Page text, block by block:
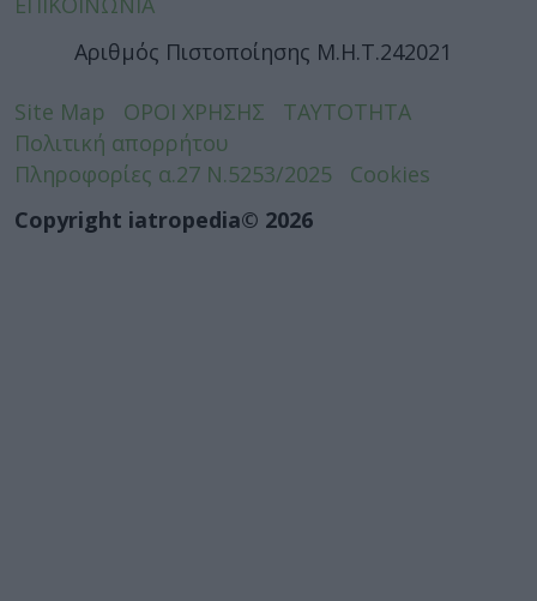
Αριθμός Πιστοποίησης Μ.Η.Τ.242021
Site Map ΟΡΟΙ ΧΡΗΣΗΣ
ΤΑΥΤΟΤΗΤΑ
Πολιτική απορρήτου
Πληροφορίες α.27 Ν.5253/2025
Cookies
Copyright iatropedia© 2026